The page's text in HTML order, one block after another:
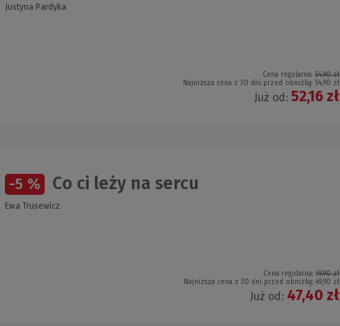
Justyna Pardyka
Cena regularna: 54,90 zł
Najniższa cena z 30 dni przed obniżką: 54,90 zł
Już od: 52,16 zł
-5 % Co ci leży na sercu
Ewa Trusewicz
Cena regularna: 49,90 zł
Najniższa cena z 30 dni przed obniżką: 49,90 zł
Już od: 47,40 zł